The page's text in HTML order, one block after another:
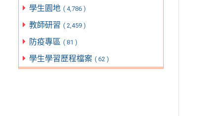
學生園地 ( 4,786 )
教師研習 ( 2,459 )
防疫專區 ( 81 )
學生學習歷程檔案 ( 62 )